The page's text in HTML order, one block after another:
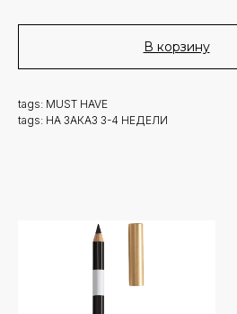
В корзину
tags: MUST HAVE
tags: НА ЗАКАЗ 3-4 НЕДЕЛИ